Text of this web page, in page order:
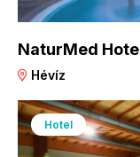
NaturMed
Hévíz
Hotel